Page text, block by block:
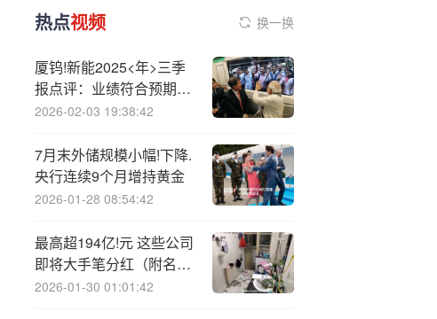
热点视频 换一换
厦钨!新能2025<年>三季
报点评：业绩符合预期，
盈利能力稳定【民生电
2026-02-03 19:38:42
7月末外储规模小幅!下降.
央行连续9个月增持黄金
2026-01-28 08:54:42
最高超194亿!元 这些公司
即将大手笔分红（附名
单）
2026-01-30 01:01:42